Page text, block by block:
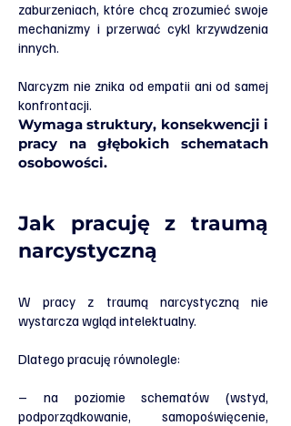
zaburzeniach, które chcą zrozumieć swoje
mechanizmy i przerwać cykl krzywdzenia
innych.
Narcyzm nie znika od empatii ani od samej
konfrontacji.
Wymaga struktury, konsekwencji i
pracy na głębokich schematach
osobowości.
Jak pracuję z traumą
narcystyczną
W pracy z traumą narcystyczną nie
wystarcza wgląd intelektualny.
Dlatego pracuję równolegle:
– na poziomie schematów (wstyd,
podporządkowanie, samopoświęcenie,